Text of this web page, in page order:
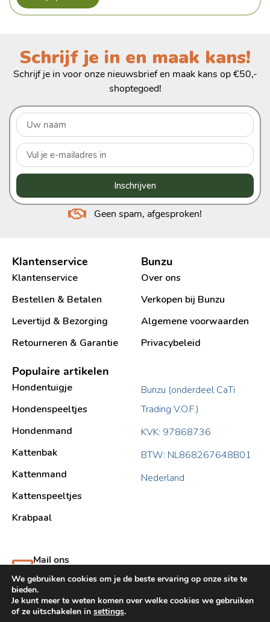
Schrijf je in en maak kans!
Schrijf je in voor onze nieuwsbrief en maak kans op €50,-
shoptegoed!
Inschrijven
Geen spam, afgesproken!
Klantenservice
Klantenservice
Bestellen & Betalen
Levertijd & Bezorging
Retourneren & Garantie
Bunzu
Over ons
Verkopen bij Bunzu
Algemene voorwaarden
Privacybeleid
Populaire artikelen
Hondentuigje
Hondenspeeltjes
Hondenmand
Kattenbak
Kattenmand
Kattenspeeltjes
Krabpaal​
Bunzu (onderdeel CaTi
Trading V.O.F.)
KVK: 97868736
BTW: NL868267648B01
Nederland
Mail ons
support@bunzu.nl
We gebruiken cookies om je de beste ervaring op onze site te
bieden.
Je kunt meer te weten komen over welke cookies we gebruiken
of ze uitschakelen in settings.